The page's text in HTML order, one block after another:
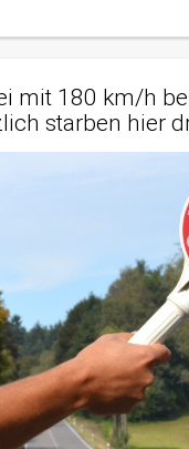
mit 180 km/h
starben hier